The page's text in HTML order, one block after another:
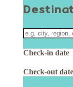
Check-in date
Check-out date